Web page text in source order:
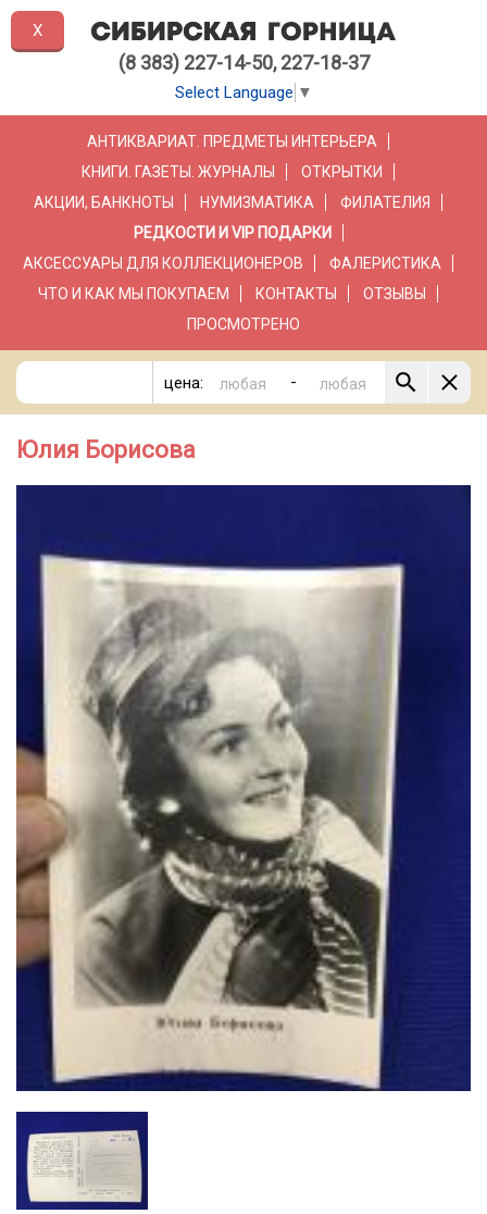
(8 383) 227-14-50, 227-18-37
Select Language ▼
АНТИКВАРИАТ. ПРЕДМЕТЫ ИНТЕРЬЕРА
КНИГИ. ГАЗЕТЫ. ЖУРНАЛЫ
ОТКРЫТКИ
АКЦИИ, БАНКНОТЫ
НУМИЗМАТИКА
ФИЛАТЕЛИЯ
РЕДКОСТИ И VIP ПОДАРКИ
АКСЕССУАРЫ ДЛЯ КОЛЛЕКЦИОНЕРОВ
ФАЛЕРИСТИКА
ЧТО И КАК МЫ ПОКУПАЕМ
КОНТАКТЫ
ОТЗЫВЫ
ПРОСМОТРЕНО
цена: -
Юлия Борисова
X